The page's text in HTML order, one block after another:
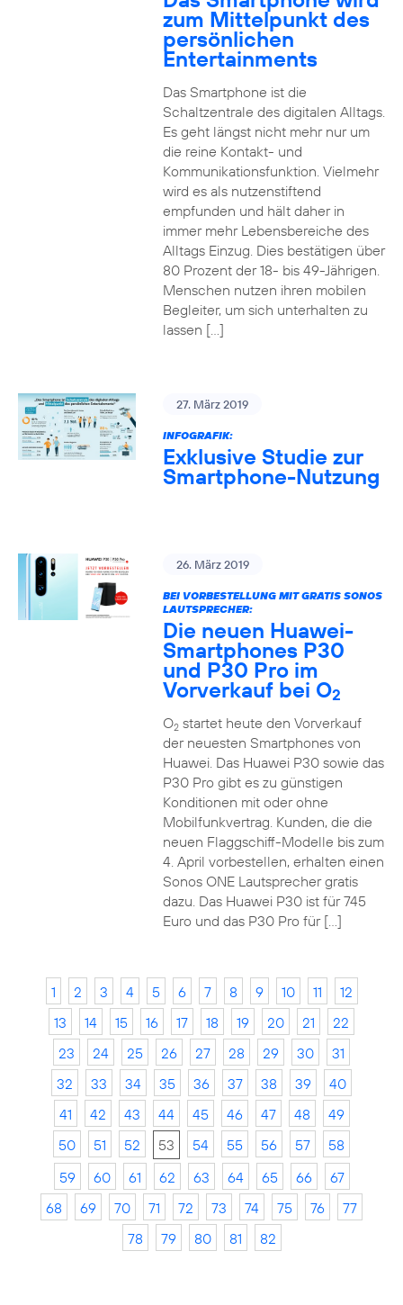
zum Mittelpunkt des
persönlichen
Entertainments
Das Smartphone ist die
Schaltzentrale des digitalen Alltags.
Es geht längst nicht mehr nur um
die reine Kontakt- und
Kommunikationsfunktion. Vielmehr
wird es als nutzenstiftend
empfunden und hält daher in
immer mehr Lebensbereiche des
Alltags Einzug. Dies bestätigen über
80 Prozent der 18- bis 49-Jährigen.
Menschen nutzen ihren mobilen
Begleiter, um sich unterhalten zu
lassen […]
27. März 2019
INFOGRAFIK:
Exklusive Studie zur
Smartphone-Nutzung
26. März 2019
BEI VORBESTELLUNG MIT GRATIS SONOS
LAUTSPRECHER:
Die neuen Huawei-
Smartphones P30
und P30 Pro im
Vorverkauf bei O2
O2startet heute den Vorverkauf
der neuesten Smartphones von
Huawei. Das Huawei P30 sowie das
P30 Pro gibt es zu günstigen
Konditionen mit oder ohne
Mobilfunkvertrag. Kunden, die die
neuen Flaggschiff-Modelle bis zum
4. April vorbestellen, erhalten einen
Sonos ONE Lautsprecher gratis
dazu. Das Huawei P30 ist für 745
Euro und das P30 Pro für […]
1 2 3 4 5 6 7 8 9 10 11
12
13
14 15 16 17 18 19 20 21
22
23
24 25 26 27 28 29 30
31
32
33 34 35 36 37 38 39
40
41
42 43 44 45 46 47 48
49
50
51 52 53 54 55 56 57
58
59
60 61 62 63 64 65 66
67
68
69 70 71 72 73 74 75 76
77
78
79 80 81 82